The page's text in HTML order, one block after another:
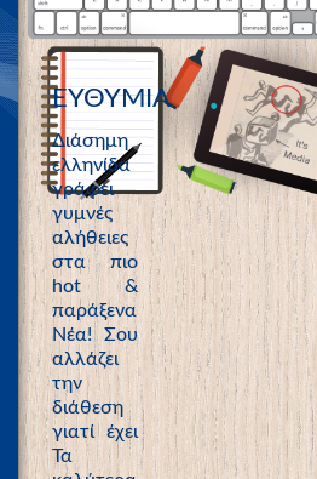
ΕΥΘΥΜΙΑ
Διάσημη
ελληνίδα
γράφει
γυμνές
αλήθειες
στα πιο
hot &
παράξενα
Νέα! Σου
αλλάζει
την
διάθεση
γιατί έχει
Τα